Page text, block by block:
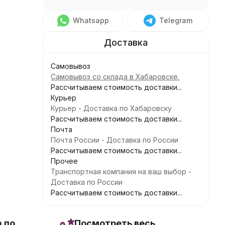
Whatsapp Telegram
Самовывоз
Самовывоз со склада в Хабаровске.
Рассчитываем стоимость доставки...
Курьер
Курьер - Доставка по Хабаровску
Рассчитываем стоимость доставки...
Почта
Почта России - Доставка по России
Рассчитываем стоимость доставки...
Прочее
Транспортная компания на ваш выбор -
Доставка по России
Рассчитываем стоимость доставки...